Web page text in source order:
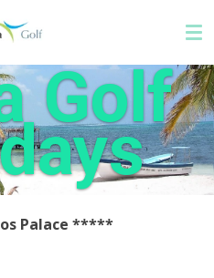
Golf
Palace *****